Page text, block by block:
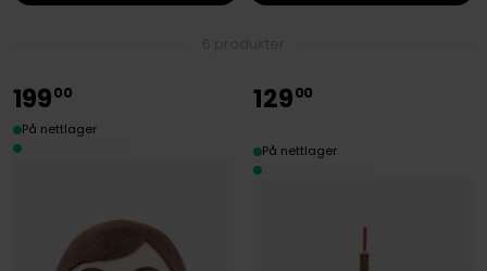
19900
På nettlager
12900
På nettlager